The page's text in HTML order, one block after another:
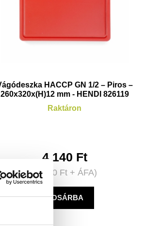
HACCP GN 1/2 – Piros –
260x320x(H)12 mm - HENDI 826119
Raktáron
4.140 Ft
(3.260 Ft+ ÁFA)
KOSÁRBA